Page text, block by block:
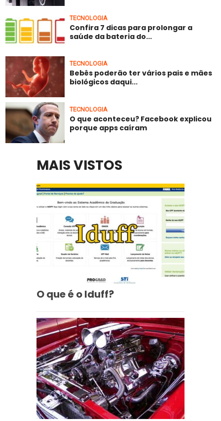
TECNOLOGIA
Confira 7 dicas para prolongar a
saúde da bateria do...
TECNOLOGIA
Bebês poderão ter vários pais e mães
biológicos daqui...
TECNOLOGIA
O que aconteceu? Facebook explicou
porque apps caíram
MAIS VISTOS
O que é o Iduff?